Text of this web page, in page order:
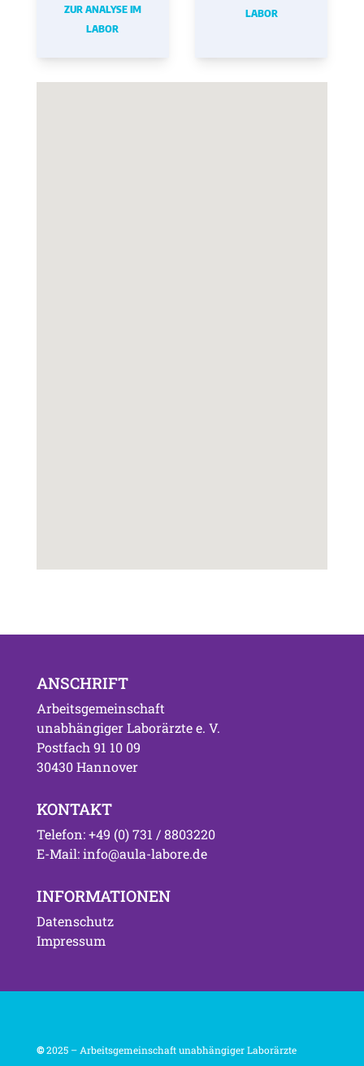
ZUR ANALYSE IM
LABOR
LABOR
ANSCHRIFT
Arbeitsgemeinschaft
unabhängiger Laborärzte e. V.
Postfach 91 10 09
30430 Hannover
KONTAKT
Telefon: +49 (0) 731 / 8803220
E-Mail: info@aula-labore.de
INFORMATIONEN
Datenschutz
Impressum
©2025 – Arbeitsgemeinschaft unabhängiger Laborärzte